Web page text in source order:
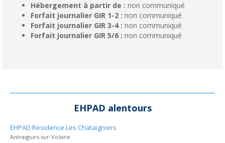
Hébergement à partir de : non communiqué
Forfait journalier GIR 1-2 : non communiqué
Forfait journalier GIR 3-4 : non communiqué
Forfait journalier GIR 5/6 : non communiqué
EHPAD alentours
EHPAD Residence Les Chataigniers
Antraigues-sur-Volane